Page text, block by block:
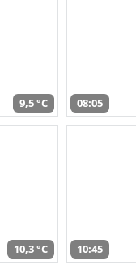
9,5 °C 08:05
10,3 °C 10:45